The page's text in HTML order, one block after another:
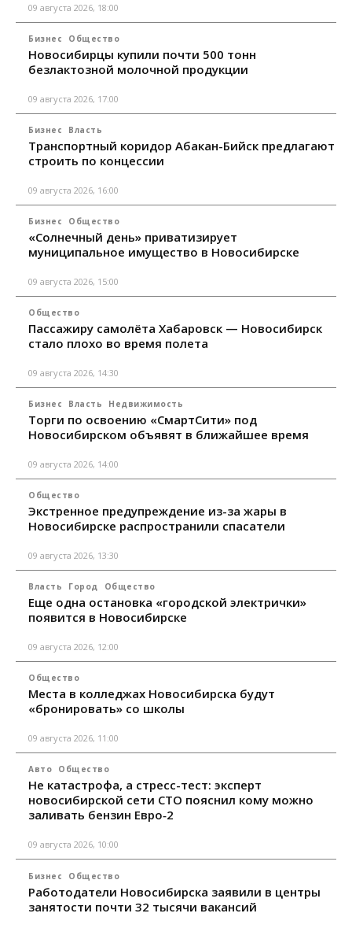
09 августа 2026, 18:00
Бизнес Общество
Новосибирцы купили почти 500 тонн
безлактозной молочной продукции
09 августа 2026, 17:00
Бизнес Власть
Транспортный коридор Абакан-Бийск предлагают
строить по концессии
09 августа 2026, 16:00
Бизнес Общество
«Солнечный день» приватизирует
муниципальное имущество в Новосибирске
09 августа 2026, 15:00
Общество
Пассажиру самолёта Хабаровск — Новосибирск
стало плохо во время полета
09 августа 2026, 14:30
Бизнес Власть Недвижимость
Торги по освоению «СмартСити» под
Новосибирском объявят в ближайшее время
09 августа 2026, 14:00
Общество
Экстренное предупреждение из-за жары в
Новосибирске распространили спасатели
09 августа 2026, 13:30
Власть Город Общество
Еще одна остановка «городской электрички»
появится в Новосибирске
09 августа 2026, 12:00
Общество
Места в колледжах Новосибирска будут
«бронировать» со школы
09 августа 2026, 11:00
Авто Общество
Не катастрофа, а стресс-тест: эксперт
новосибирской сети СТО пояснил кому можно
заливать бензин Евро‑2
09 августа 2026, 10:00
Бизнес Общество
Работодатели Новосибирска заявили в центры
занятости почти 32 тысячи вакансий